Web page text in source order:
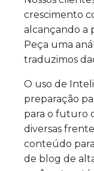
crescimento
alcançando a
Peça uma
traduzimos
O uso de
preparação
para o futuro
diversas
conteúdo
de blog de